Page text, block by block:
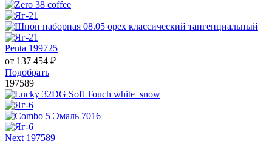
Penta 199725
от 137 454 ₽
Подобрать
197589
Next 197589